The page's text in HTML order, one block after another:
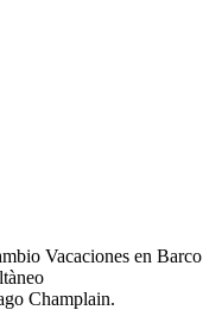
Vacaciones en Barco
Champlain.